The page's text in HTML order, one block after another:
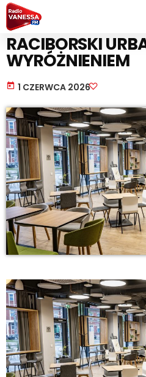
KULTURA I ROZRYWKA
RACIBORSKI
WYRÓŻNIENIEM
today 1 CZERWCA 2026